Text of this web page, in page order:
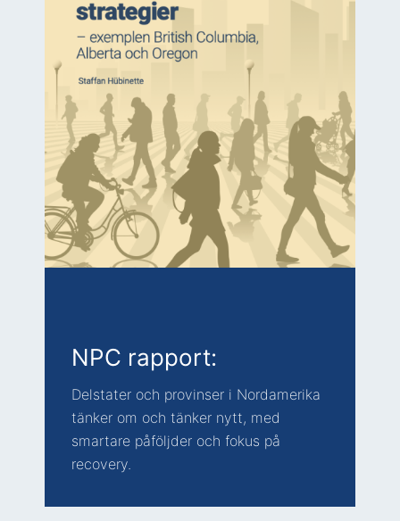
NPC rapport:
Delstater och provinser i Nordamerika
tänker om och tänker nytt, med
smartare påföljder och fokus på
recovery.